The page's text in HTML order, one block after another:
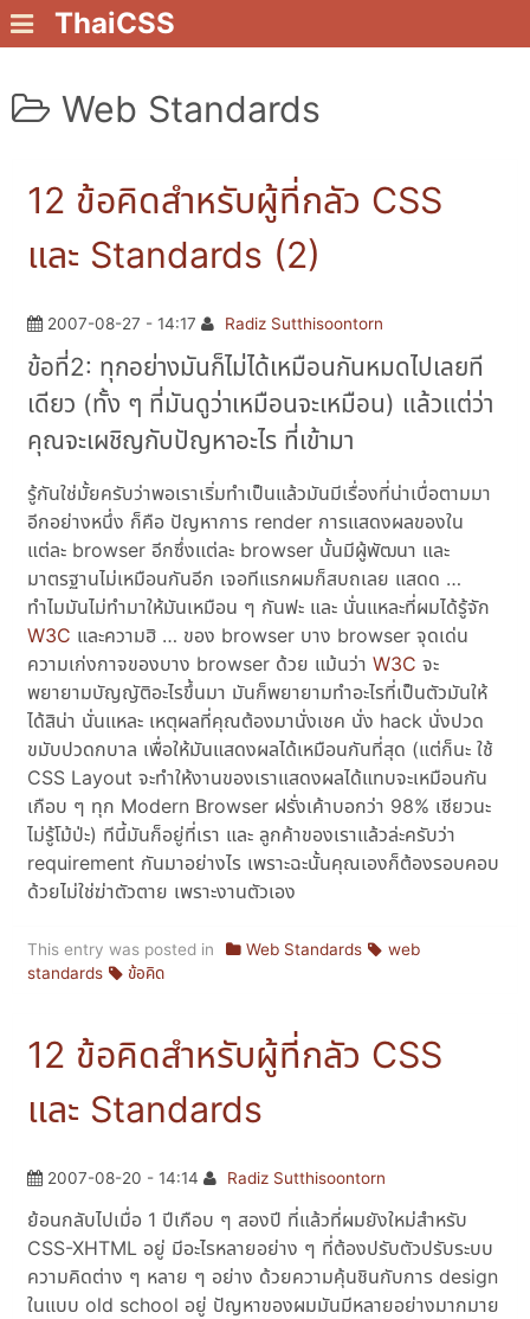
ThaiCSS
Web Standards
12 ข้อคิดสำหรับผู้ที่กลัว CSS
และ Standards (2)
2007-08-27 - 14:17 Radiz Sutthisoontorn
ข้อที่2: ทุกอย่างมันก็ไม่ได้เหมือนกันหมดไปเลยที
เดียว (ทั้ง ๆ ที่มันดูว่าเหมือนจะเหมือน) แล้วแต่ว่า
คุณจะเผชิญกับปัญหาอะไร ที่เข้ามา
รู้กันใช่มั้ยครับว่าพอเราเริ่มทำเป็นแล้วมันมีเรื่องที่น่าเบื่อตามมา
อีกอย่างหนึ่ง ก็คือ ปัญหาการ render การแสดงผลของใน
แต่ละ browser อีกซึ่งแต่ละ browser นั้นมีผู้พัฒนา และ
มาตรฐานไม่เหมือนกันอีก เจอทีแรกผมก็สบถเลย แสดด …
ทำไมมันไม่ทำมาให้มันเหมือน ๆ กันฟะ และ นั่นแหละที่ผมได้รู้จัก
W3C และความฮิ … ของ browser บาง browser จุดเด่น
ความเก่งกาจของบาง browser ด้วย แม้นว่าW3C จะ
พยายามบัญญัติอะไรขึ้นมา มันก็พยายามทำอะไรที่เป็นตัวมันให้
ได้สิน่า นั่นแหละ เหตุผลที่คุณต้องมานั่งเชค นั่ง hack นั่งปวด
ขมับปวดกบาล เพื่อให้มันแสดงผลได้เหมือนกันที่สุด (แต่ก็นะ ใช้
CSS Layout จะทำให้งานของเราแสดงผลได้แทบจะเหมือนกัน
เกือบ ๆ ทุก Modern Browser ฝรั่งเค้าบอกว่า 98% เชียวนะ
ไม่รู้โม้ป่ะ) ทีนี้มันก็อยู่ที่เรา และ ลูกค้าของเราแล้วล่ะครับว่า
requirement กันมาอย่างไร เพราะฉะนั้นคุณเองก็ต้องรอบคอบ
ด้วยไม่ใช่ฆ่าตัวตาย เพราะงานตัวเอง
This entry was posted in Web Standards
web
standards
ข้อคิด
12 ข้อคิดสำหรับผู้ที่กลัว CSS
และ Standards
2007-08-20 - 14:14 Radiz Sutthisoontorn
ย้อนกลับไปเมื่อ 1 ปีเกือบ ๆ สองปี ที่แล้วที่ผมยังใหม่สำหรับ
CSS-XHTML อยู่ มีอะไรหลายอย่าง ๆ ที่ต้องปรับตัวปรับระบบ
ความคิดต่าง ๆ หลาย ๆ อย่าง ด้วยความคุ้นชินกับการ design
ในแบบ old school อยู่ ปัญหาของผมมันมีหลายอย่างมากมาย